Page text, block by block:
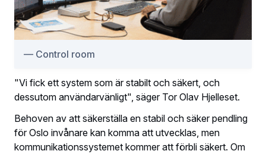
Control room
"Vi fick ett system som är stabilt och säkert, och
dessutom användarvänligt", säger Tor Olav Hjelleset.
Behoven av att säkerställa en stabil och säker pendling
för Oslo invånare kan komma att utvecklas, men
kommunikationssystemet kommer att förbli säkert. Om